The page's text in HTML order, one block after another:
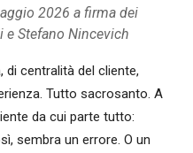
2026 a firma dei
Stefano Nincevich
di centralità del cliente,
Tutto sacrosanto. A
da cui parte tutto:
sembra un errore. O un